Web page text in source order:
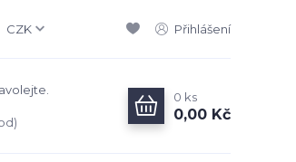
CZK Přihlášení
0 ks
0,00 Kč